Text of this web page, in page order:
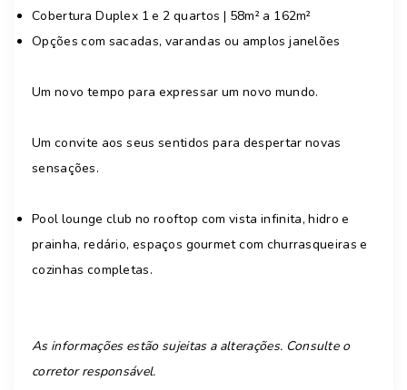
Cobertura Duplex 1 e 2 quartos | 58m² a 162m²
Opções com sacadas, varandas ou amplos janelões​
Um novo tempo para expressar um novo mundo.
Um convite aos seus sentidos para despertar novas
sensações.
Pool lounge club no rooftop com vista infinita, hidro e
prainha, redário, espaços gourmet com churrasqueiras e
cozinhas completas.
As informações estão sujeitas a alterações. Consulte o
corretor responsável.